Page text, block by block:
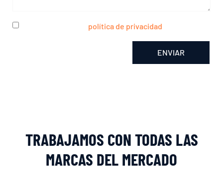
política de privacidad
ENVIAR
TRABAJAMOS CON TODAS LAS
MARCAS DEL MERCADO